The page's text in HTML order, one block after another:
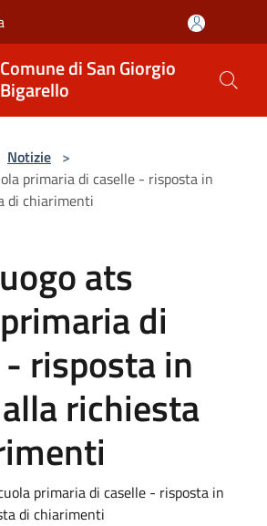
Comune di San Giorgio
Bigarello
Notizie >
primaria di caselle - risposta in
di chiarimenti
ats
di
risposta in
richiesta
primaria di caselle - risposta in
di chiarimenti